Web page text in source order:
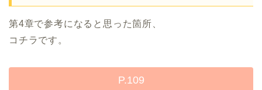
第4章で参考になると思った箇所、
コチラです。
P.109